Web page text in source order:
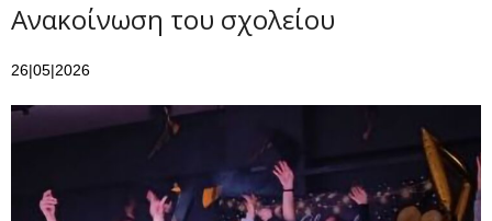
Ανακοίνωση του σχολείου
26|05|2026